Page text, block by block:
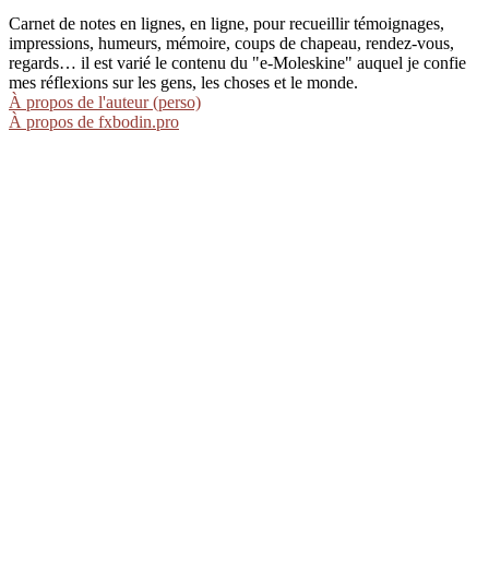
Carnet de notes en lignes, en ligne, pour recueillir témoignages,
impressions, humeurs, mémoire, coups de chapeau, rendez-vous,
regards… il est varié le contenu du "e-Moleskine" auquel je confie
mes réflexions sur les gens, les choses et le monde.
À propos de l'auteur (perso)
À propos de fxbodin.pro